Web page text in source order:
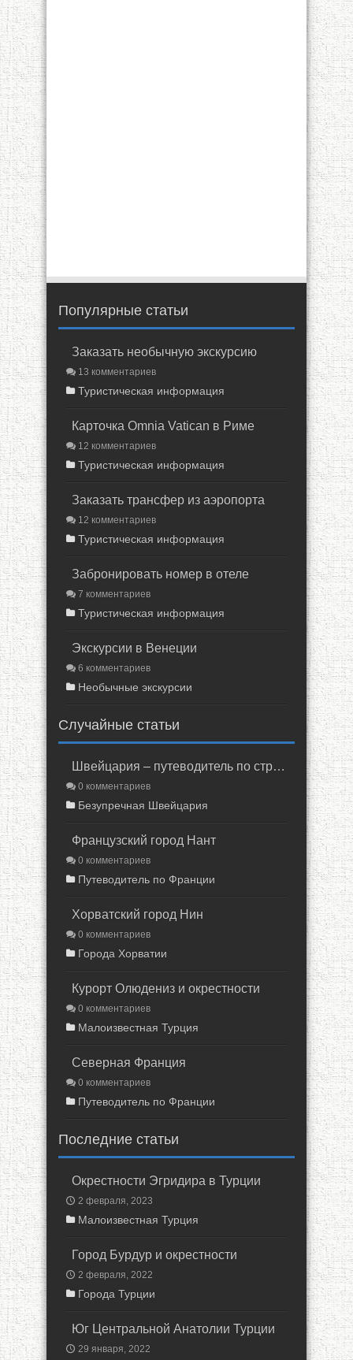
Популярные статьи
Заказать необычную экскурсию
13 комментариев
Туристическая информация
Карточка Omnia Vatican в Риме
12 комментариев
Туристическая информация
Заказать трансфер из аэропорта
12 комментариев
Туристическая информация
Забронировать номер в отеле
7 комментариев
Туристическая информация
Экскурсии в Венеции
6 комментариев
Необычные экскурсии
Случайные статьи
Швейцария – путеводитель по стране
0 комментариев
Безупречная Швейцария
Французский город Нант
0 комментариев
Путеводитель по Франции
Хорватский город Нин
0 комментариев
Города Хорватии
Курорт Олюдениз и окрестности
0 комментариев
Малоизвестная Турция
Северная Франция
0 комментариев
Путеводитель по Франции
Последние статьи
Окрестности Эгридира в Турции
2 февраля, 2023
Малоизвестная Турция
Город Бурдур и окрестности
2 февраля, 2022
Города Турции
Юг Центральной Анатолии Турции
29 января, 2022